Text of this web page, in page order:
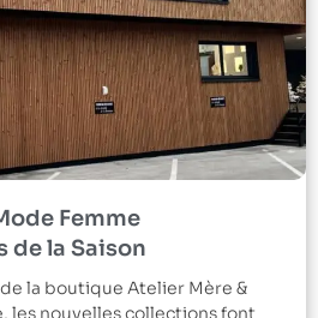
Femme
de la Saison
la boutique Atelier Mère &
les nouvelles collections font